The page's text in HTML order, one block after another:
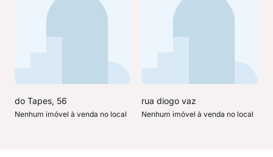
do Tapes, 56
Nenhum imóvel à venda no local
rua diogo vaz
Nenhum imóvel à venda no local